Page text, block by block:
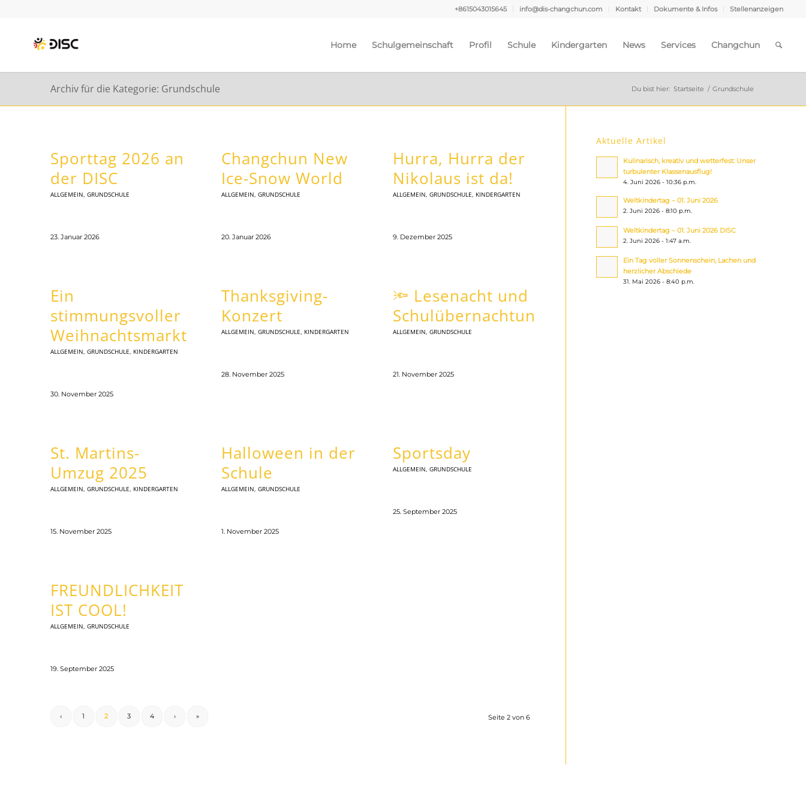
+8615043015645 info@dis-changchun.com Kontakt Dokumente & Infos Stellenanzeigen
Home Schulgemeinschaft Profil Schule Kindergarten News Services Changchun
Archiv für die Kategorie: Grundschule Du bist hier: Startseite / Grundschule
Sporttag 2026 an
der DISC
ALLGEMEIN, GRUNDSCHULE
23. Januar 2026
Changchun New
Ice-Snow World
ALLGEMEIN,GRUNDSCHULE
20. Januar 2026
Hurra, Hurra der
Nikolaus ist da!
ALLGEMEIN,GRUNDSCHULE, KINDERGARTEN
9. Dezember 2025
Ein
stimmungsvoller
Weihnachtsmarkt
ALLGEMEIN, GRUNDSCHULE, KINDERGARTEN
30. November 2025
Thanksgiving-
Konzert
ALLGEMEIN,GRUNDSCHULE, KINDERGARTEN
28. November 2025
🔦 Lesenacht und
Schulübernachtung
ALLGEMEIN,GRUNDSCHULE
21. November 2025
St. Martins-
Umzug 2025
ALLGEMEIN, GRUNDSCHULE, KINDERGARTEN
15. November 2025
Halloween in der
Schule
ALLGEMEIN,GRUNDSCHULE
1. November 2025
Sportsday
ALLGEMEIN,GRUNDSCHULE
25. September 2025
FREUNDLICHKEIT
IST COOL!
ALLGEMEIN, GRUNDSCHULE
19. September 2025
Seite 2 von 6
‹ 1 2 3 4 › »
Aktuelle Artikel
Kulinarisch, kreativ und wetterfest: Unser
turbulenter Klassenausflug!
4. Juni 2026 - 10:36 p.m.
Weltkindertag – 01. Juni 2026
2. Juni 2026 - 8:10 p.m.
Weltkindertag – 01. Juni 2026 DISC
2. Juni 2026 - 1:47 a.m.
Ein Tag voller Sonnenschein, Lachen und
herzlicher Abschiede
31. Mai 2026 - 8:40 p.m.